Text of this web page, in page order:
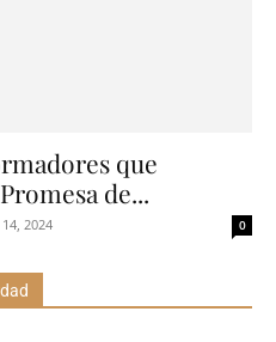
que
de...
2024 0